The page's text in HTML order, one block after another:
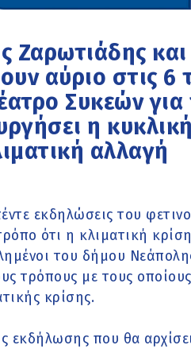
Ζαρωτιάδης
αύριο στις 6
Συκεών για
η κυκλική
αλλαγή
εκδηλώσεις του
ότι η κλιματική κρίση
του δήμου
τρόπους με τους
κρίσης.
εκδήλωσης που θα